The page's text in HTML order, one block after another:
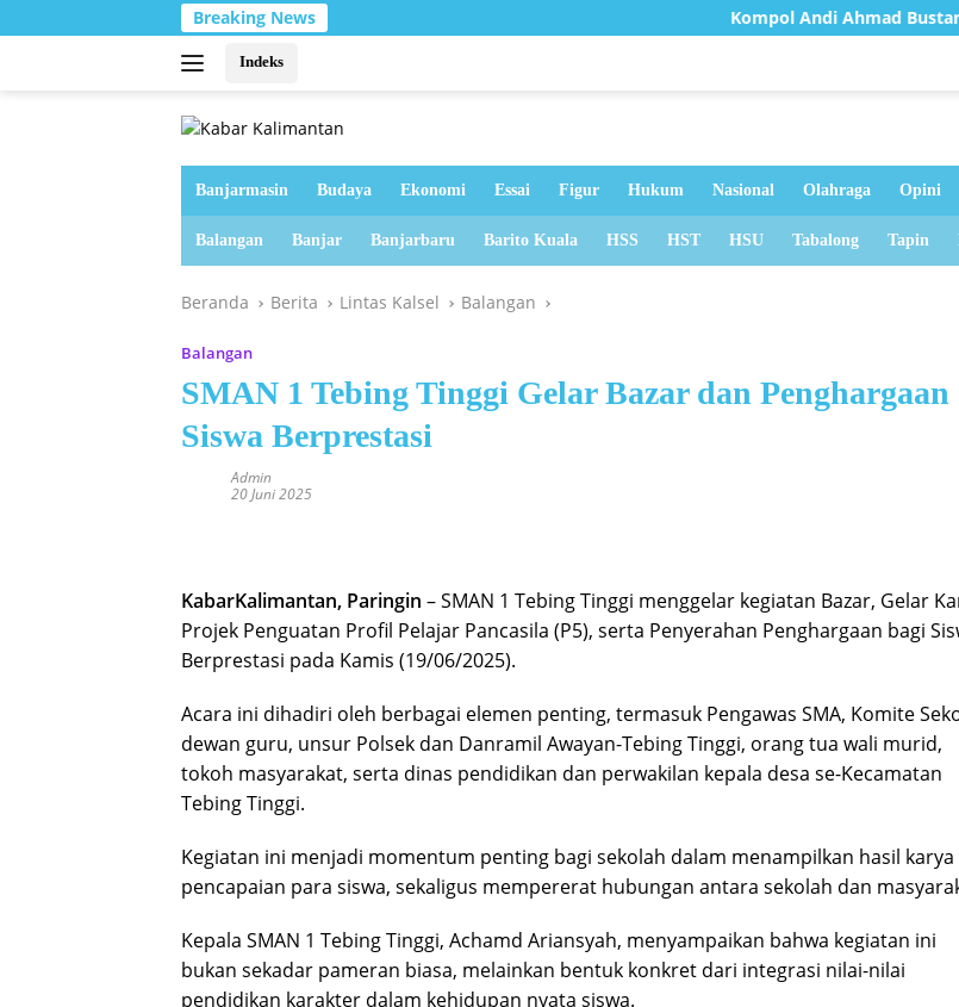
ke
Breaking News Kompol Andi Ahmad Bustanil Imbau
Indeks
Banjarmasin Budaya Ekonomi Essai Figur Hukum Nasional Olahraga Opini
Balangan Banjar Banjarbaru Barito Kuala HSS HST HSU Tabalong Tapin
Beranda Berita Lintas Kalsel Balangan
Balangan
SMAN 1 Tebing Tinggi Gelar Bazar dan Penghargaan
Siswa Berprestasi
Admin
20 Juni 2025
KabarKalimantan, Paringin – SMAN 1 Tebing Tinggi menggelar kegiatan Bazar, Gelar
Projek Penguatan Profil Pelajar Pancasila (P5), serta Penyerahan Penghargaan bagi
Berprestasi pada Kamis (19/06/2025).
Acara ini dihadiri oleh berbagai elemen penting, termasuk Pengawas SMA, Komite
dewan guru, unsur Polsek dan Danramil Awayan-Tebing Tinggi, orang tua wali murid,
tokoh masyarakat, serta dinas pendidikan dan perwakilan kepala desa se-Kecamatan
Tebing Tinggi.
Kegiatan ini menjadi momentum penting bagi sekolah dalam menampilkan hasil karya
pencapaian para siswa, sekaligus mempererat hubungan antara sekolah dan
Kepala SMAN 1 Tebing Tinggi, Achamd Ariansyah, menyampaikan bahwa kegiatan ini
bukan sekadar pameran biasa, melainkan bentuk konkret dari integrasi nilai-nilai
pendidikan karakter dalam kehidupan nyata siswa.